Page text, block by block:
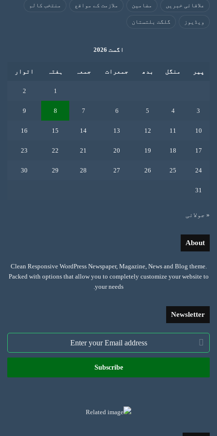
علاقائی خبریں مضامین ملازمت کے مواقع منتخب کالم
ویڈیوز گلگت بلتستان
اگست 2026
پیر منگل بدھ جمعرات جمعہ ہفتہ اتوار
1
2
3
4
5
6
7
8
9
10
11
12
13
14
15
16
17
18
19
20
21
22
23
24
25
26
27
28
29
30
31
« جولائی
About
Clean Responsive WordPress Newspaper, Magazine, News and Blog theme.
Packed with options that allow you to completely customize your website to
your needs.
Newsletter
Enter
your
Email